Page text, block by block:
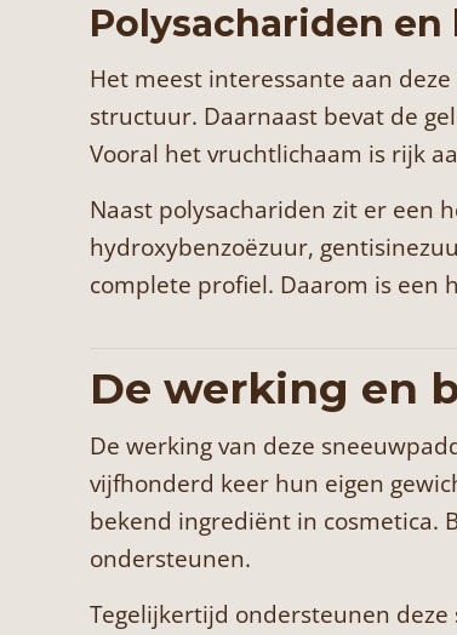
Polysachariden
Het meest interessante aan
structuur. Daarnaast bevat de
Vooral het vruchtlichaam is rijk
Naast polysachariden zit er een
hydroxybenzoëzuur,
complete profiel. Daarom is een
De werking en
De werking van deze
vijfhonderd keer hun eigen
bekend ingrediënt in cosmetica.
ondersteunen.
Tegelijkertijd ondersteunen